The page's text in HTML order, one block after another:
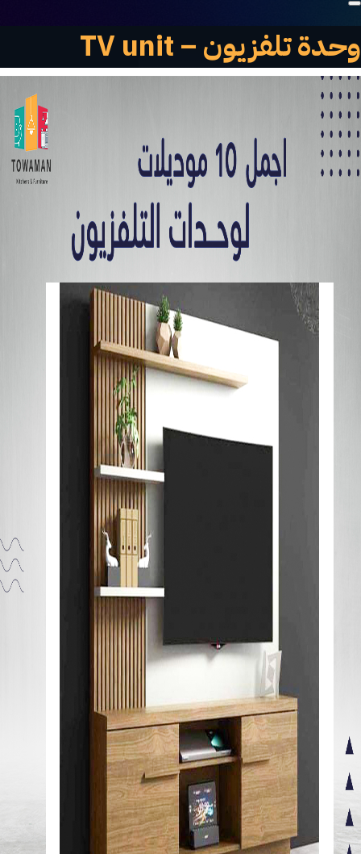
وحدة تلفزيون – TV unit